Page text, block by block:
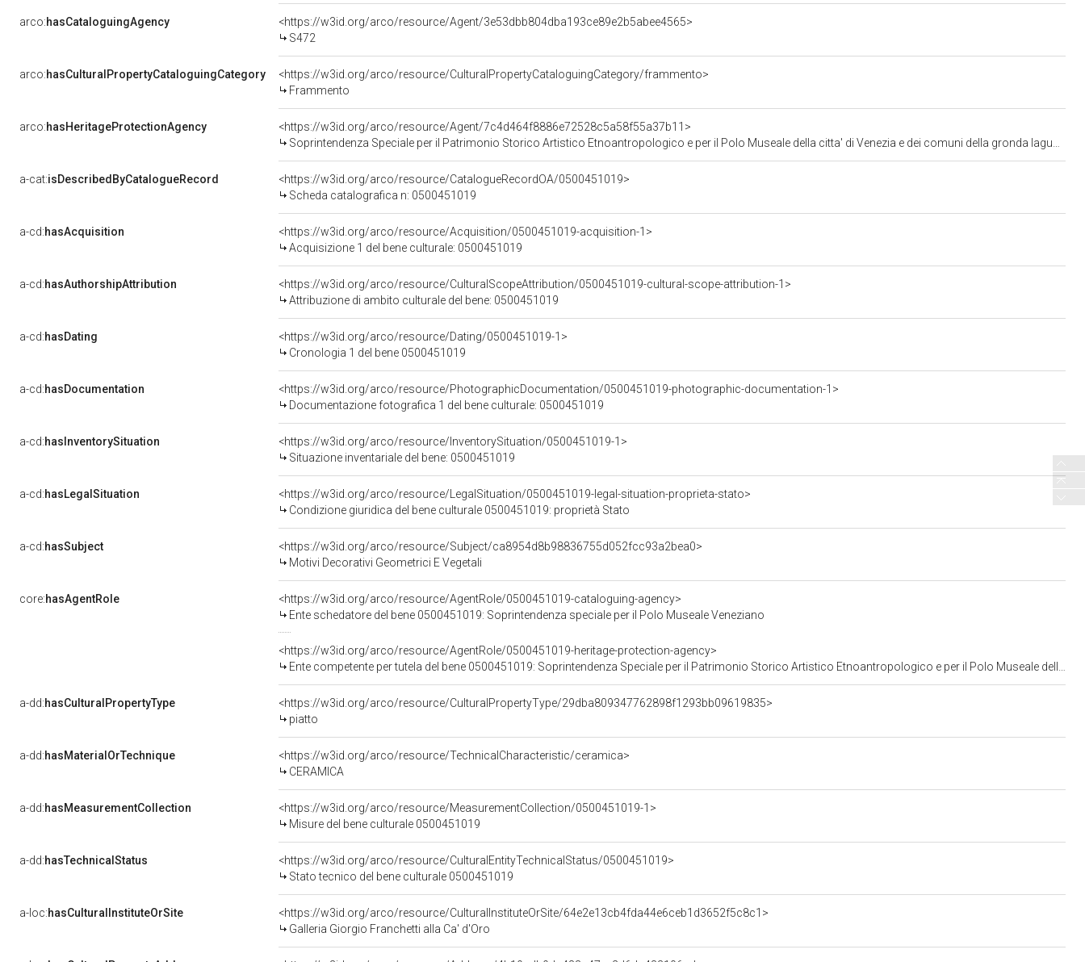
arco:hasCataloguingAgency
<https://w3id.org/arco/resource/Agent/3e53dbb804dba193ce89e2b5abee4565>
S472
arco:hasCulturalPropertyCataloguingCategory
<https://w3id.org/arco/resource/CulturalPropertyCataloguingCategory/frammento>
Frammento
arco:hasHeritageProtectionAgency
<https://w3id.org/arco/resource/Agent/7c4d464f8886e72528c5a58f55a37b11>
Soprintendenza Speciale per il Patrimonio Storico Artistico Etnoantropologico e per il Polo Museale della citta' di Venezia e dei comuni della gronda lagunare
a-cat:isDescribedByCatalogueRecord
<https://w3id.org/arco/resource/CatalogueRecordOA/0500451019>
Scheda catalografica n: 0500451019
a-cd:hasAcquisition
<https://w3id.org/arco/resource/Acquisition/0500451019-acquisition-1>
Acquisizione 1 del bene culturale: 0500451019
a-cd:hasAuthorshipAttribution
<https://w3id.org/arco/resource/CulturalScopeAttribution/0500451019-cultural-scope-attribution-1>
Attribuzione di ambito culturale del bene: 0500451019
a-cd:hasDating
<https://w3id.org/arco/resource/Dating/0500451019-1>
Cronologia 1 del bene 0500451019
a-cd:hasDocumentation
<https://w3id.org/arco/resource/PhotographicDocumentation/0500451019-photographic-documentation-1>
Documentazione fotografica 1 del bene culturale: 0500451019
a-cd:hasInventorySituation
<https://w3id.org/arco/resource/InventorySituation/0500451019-1>
Situazione inventariale del bene: 0500451019
a-cd:hasLegalSituation
<https://w3id.org/arco/resource/LegalSituation/0500451019-legal-situation-proprieta-stato>
Condizione giuridica del bene culturale 0500451019: proprietà Stato
a-cd:hasSubject
<https://w3id.org/arco/resource/Subject/ca8954d8b98836755d052fcc93a2bea0>
Motivi Decorativi Geometrici E Vegetali
core:hasAgentRole
<https://w3id.org/arco/resource/AgentRole/0500451019-cataloguing-agency>
Ente schedatore del bene 0500451019: Soprintendenza speciale per il Polo Museale Veneziano
<https://w3id.org/arco/resource/AgentRole/0500451019-heritage-protection-agency>
Ente competente per tutela del bene 0500451019: Soprintendenza Speciale per il Patrimonio Storico Artistico Etnoantropologico e per il Polo Museale della citta' di Venezia e dei comuni della gronda lagunare
a-dd:hasCulturalPropertyType
<https://w3id.org/arco/resource/CulturalPropertyType/29dba809347762898f1293bb09619835>
piatto
a-dd:hasMaterialOrTechnique
<https://w3id.org/arco/resource/TechnicalCharacteristic/ceramica>
CERAMICA
a-dd:hasMeasurementCollection
<https://w3id.org/arco/resource/MeasurementCollection/0500451019-1>
Misure del bene culturale 0500451019
a-dd:hasTechnicalStatus
<https://w3id.org/arco/resource/CulturalEntityTechnicalStatus/0500451019>
Stato tecnico del bene culturale 0500451019
a-loc:hasCulturalInstituteOrSite
<https://w3id.org/arco/resource/CulturalInstituteOrSite/64e2e13cb4fda44e6ceb1d3652f5c8c1>
Galleria Giorgio Franchetti alla Ca' d'Oro